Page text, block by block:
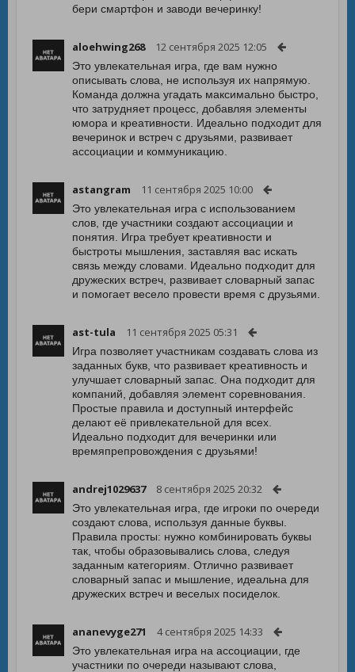
бери смартфон и заводи вечеринку!
aloehwing268 12 сентября 2025 12:05
Это увлекательная игра, где вам нужно
описывать слова, не используя их напрямую.
Команда должна угадать максимально быстро,
что затрудняет процесс, добавляя элементы
юмора и креативности. Идеально подходит для
вечеринок и встреч с друзьями, развивает
ассоциации и коммуникацию.
astangram 11 сентября 2025 10:00
Это увлекательная игра с использованием
слов, где участники создают ассоциации и
понятия. Игра требует креативности и
быстроты мышления, заставляя вас искать
связь между словами. Идеально подходит для
дружеских встреч, развивает словарный запас
и помогает весело провести время с друзьями.
ast-tula 11 сентября 2025 05:31
Игра позволяет участникам создавать слова из
заданных букв, что развивает креативность и
улучшает словарный запас. Она подходит для
компаний, добавляя элемент соревнования.
Простые правила и доступный интерфейс
делают её привлекательной для всех.
Идеально подходит для вечеринки или
времяпрепровождения с друзьями!
andrej1029637 8 сентября 2025 20:32
Это увлекательная игра, где игроки по очереди
создают слова, используя данные буквы.
Правила просты: нужно комбинировать буквы
так, чтобы образовывались слова, следуя
заданным категориям. Отлично развивает
словарный запас и мышление, идеальна для
дружеских встреч и веселых посиделок.
ananevyge271 4 сентября 2025 14:33
Это увлекательная игра на ассоциации, где
участники по очереди называют слова,